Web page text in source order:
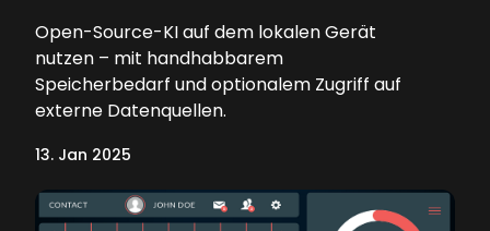
Open-Source-KI auf dem lokalen Gerät
nutzen – mit handhabbarem
Speicherbedarf und optionalem Zugriff auf
externe Datenquellen.
13. Jan 2025